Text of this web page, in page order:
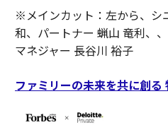
※メインカット：左から、シ
和、パートナー 蝋山 竜利、
マネジャー 長谷川 裕子
ファミリーの未来を共に創る